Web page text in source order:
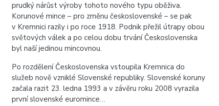
prudký nárůst výroby tohoto nového typu oběživa.
Korunové mince – pro změnu československé – se pak
v Kremnici razily i po roce 1918. Podnik přežil útrapy obou
světových válek a po celou dobu trvání Československa
byl naší jedinou mincovnou.
Po rozdělení Československa vstoupila Kremnica do
služeb nově vzniklé Slovenské republiky. Slovenské koruny
začala razit 23. ledna 1993 a v závěru roku 2008 vyrazila
první slovenské euromince…